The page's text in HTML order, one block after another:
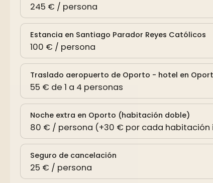
245 € / persona
Estancia en Santiago Parador Reyes Católicos
100 € / persona
Traslado aeropuerto de Oporto - hotel en
55 € de 1 a 4 personas
Noche extra en Oporto (habitación doble)
80 € / persona (+30 € por cada habitación
Seguro de cancelación
25 € / persona